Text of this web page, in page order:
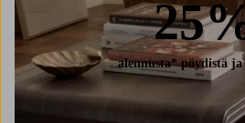
alennusta* pöydistä ja